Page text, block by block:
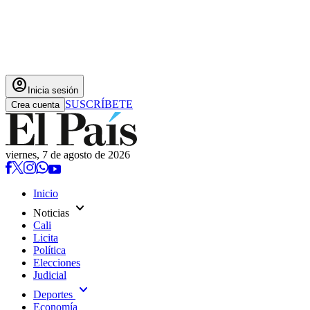
account_circle Inicia sesión
Crea cuenta SUSCRÍBETE
viernes, 7 de agosto de 2026
Inicio
Noticias expand_more
Cali
Licita
Política
Elecciones
Judicial
Deportes expand_more
Economía